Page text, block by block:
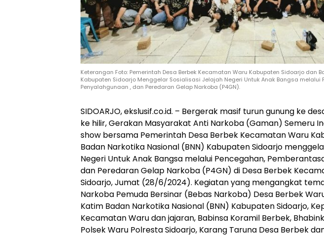
Keterangan Foto: Pemerintah Desa Berbek Kecamatan Waru Kabupaten Sidoarjo dan
Kabupaten Sidoarjo Menggelar Sosialisasi Jelajah Negeri Untuk Anak Bangsa melalui
Penyalahgunaan , dan Peredaran Gelap Narkoba (P4GN).
SIDOARJO, ekslusif.co.id. – Bergerak masif turun gunung ke
ke hilir, Gerakan Masyarakat Anti Narkoba (Gaman) Semeru
show bersama Pemerintah Desa Berbek Kecamatan Waru
Badan Narkotika Nasional (BNN) Kabupaten Sidoarjo
Negeri Untuk Anak Bangsa melalui Pencegahan,
dan Peredaran Gelap Narkoba (P4GN) di Desa Berbek
Sidoarjo, Jumat (28/6/2024). Kegiatan yang mengangkat
Narkoba Pemuda Bersinar (Bebas Narkoba) Desa Berbek
Katim Badan Narkotika Nasional (BNN) Kabupaten Sidoarjo,
Kecamatan Waru dan jajaran, Babinsa Koramil Berbek,
Polsek Waru Polresta Sidoarjo, Karang Taruna Desa Berbek